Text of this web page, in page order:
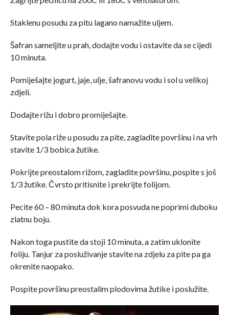
Staklenu posudu za pitu lagano namažite uljem.
Šafran sameljite u prah, dodajte vodu i ostavite da se cijedi
10 minuta.
Pomiješajte jogurt, jaje, ulje, šafranovu vodu i sol u velikoj
zdjeli.
Dodajte rižu i dobro promiješajte.
Stavite pola riže u posudu za pite, zagladite površinu i na vrh
stavite 1/3 bobica žutike.
Pokrijte preostalom rižom, zagladite površinu, pospite s još
1/3 žutike. Čvrsto pritisnite i prekrijte folijom.
Pecite 60 – 80 minuta dok kora posvuda ne poprimi duboku
zlatnu boju.
Nakon toga pustite da stoji 10 minuta, a zatim uklonite
foliju. Tanjur za posluživanje stavite na zdjelu za pite pa ga
okrenite naopako.
Pospite površinu preostalim plodovima žutike i poslužite.